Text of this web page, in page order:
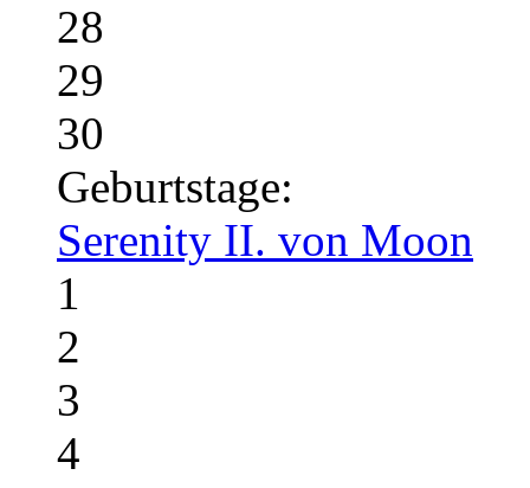
28
29
30
Geburtstage:
Serenity II. von Moon
1
2
3
4